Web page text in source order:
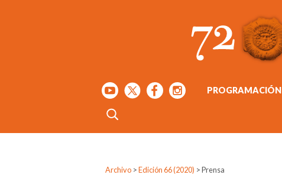
PROGRAMACIÓN
Archivo > Edición 66 (2020) >Prensa